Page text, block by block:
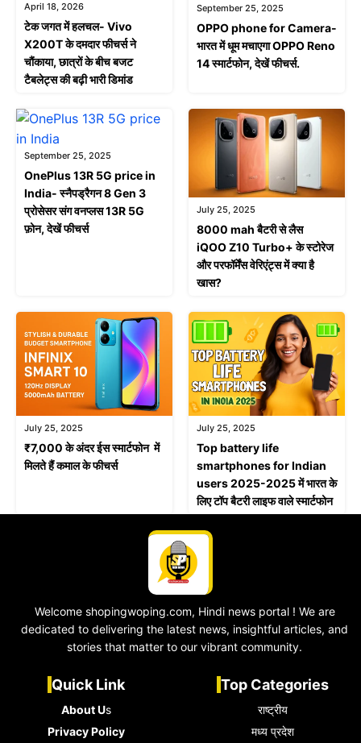
April 18, 2026
टेक जगत में हलचल- Vivo
X200T के दमदार फीचर्स ने
चौंकाया, छात्रों के बीच बजट
टैबलेट्स की बढ़ी भारी डिमांड
September 25, 2025
OPPO phone for Camera-
भारत में धूम मचाएगा OPPO Reno
14 स्मार्टफोन, देखें फीचर्स.
September 25, 2025
OnePlus 13R 5G price in
India- स्नैपड्रैगन 8 Gen 3
प्रोसेसर संग वनप्लस 13R 5G
फ़ोन, देखें फीचर्स
July 25, 2025
8000 mah बैटरी से लैस
iQOO Z10 Turbo+ के स्टोरेज
और परफॉर्मेंस वेरिएंट्स में क्या है
खास?
July 25, 2025
₹7,000 के अंदर ईस स्मार्टफोन में
मिलते हैं कमाल के फीचर्स
July 25, 2025
Top battery life
smartphones for Indian
users 2025-2025 में भारत के
लिए टॉप बैटरी लाइफ वाले स्मार्टफोन
Welcome shopingwoping.com, Hindi news portal ! We are
dedicated to delivering the latest news, insightful articles, and
stories that matter to our vibrant community.
Quick Link
About Us
Privacy Policy
Top Categories
राष्ट्रीय
मध्य प्रदेश